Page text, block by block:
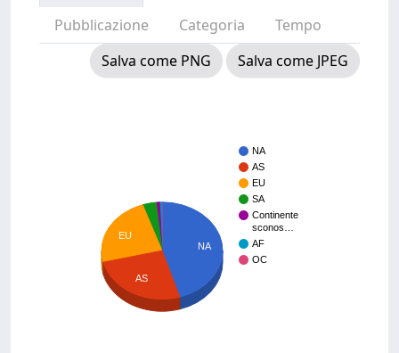
Pubblicazione
Categoria
Tempo
Salva come PNG
Salva come JPEG
NA
AS
EU
SA
Continente
sconos…
AF
OC
NA
EU
AS